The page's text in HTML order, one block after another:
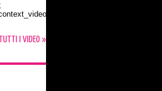
Flynn
TUTTI I VIDEO »